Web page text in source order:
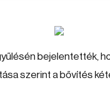
bejelentették,
szerint a bővítés